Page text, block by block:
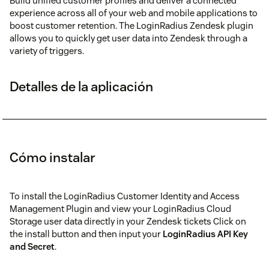
experience across all of your web and mobile applications to
boost customer retention. The LoginRadius Zendesk plugin
allows you to quickly get user data into Zendesk through a
variety of triggers.
Detalles de la aplicación
Cómo instalar
To install the LoginRadius Customer Identity and Access
Management Plugin and view your LoginRadius Cloud
Storage user data directly in your Zendesk tickets Click on
the install button and then input your LoginRadius API Key
and Secret.